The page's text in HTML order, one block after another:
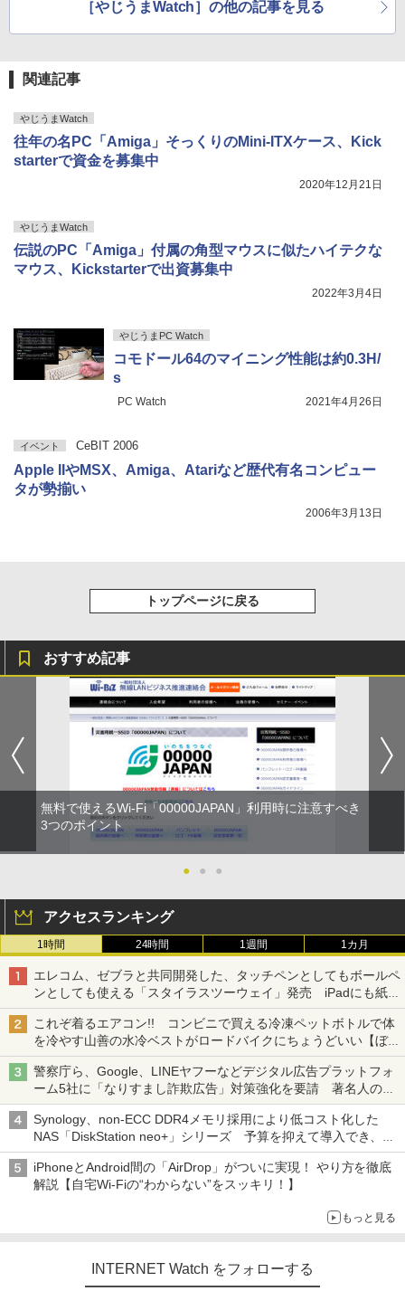
［やじうまWatch］の他の記事を見る
関連記事
やじうまWatch
往年の名PC「Amiga」そっくりのMini-ITXケース、Kick
starterで資金を募集中
2020年12月21日
やじうまWatch
伝説のPC「Amiga」付属の角型マウスに似たハイテクな
マウス、Kickstarterで出資募集中
2022年3月4日
やじうまPC Watch
コモドール64のマイニング性能は約0.3H/
s
PC Watch 2021年4月26日
イベント CeBIT 2006
Apple IIやMSX、Amiga、Atariなど歴代有名コンピュー
タが勢揃い
2006年3月13日
トップページに戻る
おすすめ記事
無料で使えるWi-Fi「00000JAPAN」利用時に注意すべき
3つのポイント
● ● ●
アクセスランキング
1時間 24時間 1週間 1カ月
エレコム、ゼブラと共同開発した、タッチペンとしてもボールペ
ンとしても使える「スタイラスツーウェイ」発売 iPadにも紙に
も、持ち替えずに書き込める
これぞ着るエアコン!! コンビニで買える冷凍ペットボトルで体
を冷やす山善の水冷ベストがロードバイクにちょうどいい【ぼっ
ち・ざ・ろーど！その14】【空いた時間でなにしてる？】
警察庁ら、Google、LINEヤフーなどデジタル広告プラットフォ
ーム5社に「なりすまし詐欺広告」対策強化を要請 著名人の写
真や映像を使った投資詐欺などへの対策として
Synology、non-ECC DDR4メモリ採用により低コスト化した
NAS「DiskStation neo+」シリーズ 予算を抑えて導入でき、
ECCメモリへのアップグレードも可能
iPhoneとAndroid間の「AirDrop」がついに実現！ やり方を徹底
解説【自宅Wi-Fiの“わからない”をスッキリ！】
もっと見る
INTERNET Watch をフォローする